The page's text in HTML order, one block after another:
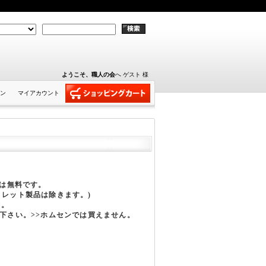
ようこそ、職人の会へ ゲスト 様
マイアカウント
無料です。
ット製品は除きます。)
さい。>>ホムセンでは買えません。